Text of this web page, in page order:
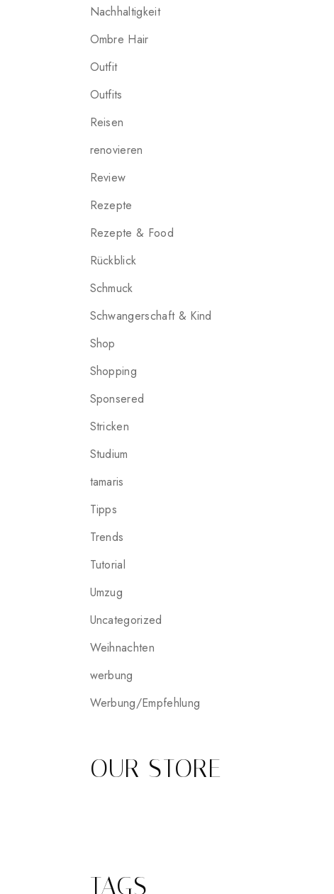
Nachhaltigkeit
Ombre Hair
Outfit
Outfits
Reisen
renovieren
Review
Rezepte
Rezepte & Food
Rückblick
Schmuck
Schwangerschaft & Kind
Shop
Shopping
Sponsered
Stricken
Studium
tamaris
Tipps
Trends
Tutorial
Umzug
Uncategorized
Weihnachten
werbung
Werbung/Empfehlung
OUR STORE
TAGS